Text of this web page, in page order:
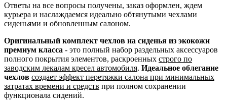
Ответы на все вопросы получены, заказ оформлен, ждем
курьера и наслаждаемся идеально обтянутыми чехлами
сиденьями и обновленным салоном.
Оригинальный комплект чехлов на сиденья из экокожи
премиум класса - это полный набор раздельных аксессуаров
полного покрытия элементов, раскроенных строго по
заводским лекалам кресел автомобиля. Идеальное облегание
чехлов создает эффект перетяжки салона при минимальных
затратах времени и средств при полном сохранении
функционала сидений.